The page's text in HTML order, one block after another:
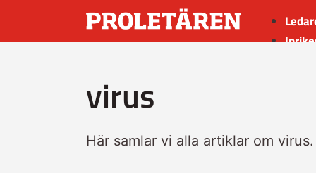
virus
Här samlar vi alla artiklar om virus.